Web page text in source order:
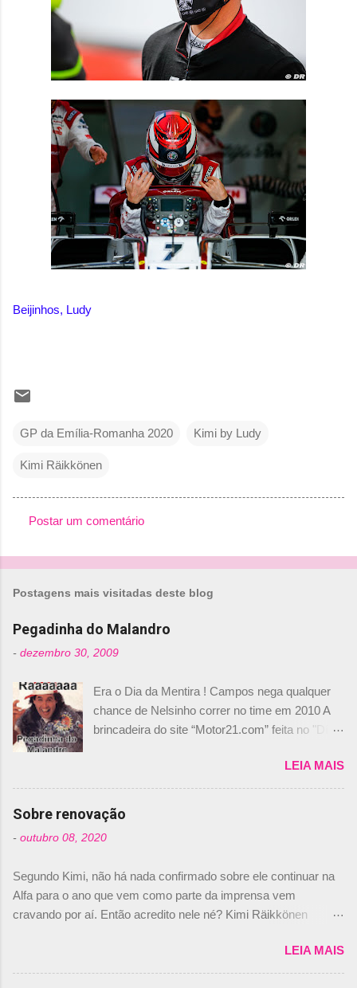
Beijinhos, Ludy
GP da Emília-Romanha 2020 Kimi by Ludy
Kimi Räikkönen
o
n
t
r
i
o
Postar um comentário
Postagens mais visitadas deste blog
Pegadinha do Malandro
- dezembro 30, 2009
Era o Dia da Mentira ! Campos nega qualquer
chance de Nelsinho correr no time em 2010 A
brincadeira do site “Motor21.com” feita no "Día
de abril –, afirmando que Nelson Piquet havia
comprado 15% das ações da Campos, dando,
com isso, um lugar no time a Nelsinho Piquet,
foi esclarecida de uma vez por todas por
Daniele Audetto, diretor da escuderia. O
não será o companheiro de Bruno Senna em
2010. "Na verdade, nós recebemos uma oferta
de Piquet", admitiu Audetto. “Mas depois de ter
dois brasileiros”, explicou, dizendo ainda que
não tem nada contra o filho do tricampeão
LEIA MAIS
Sobre renovação
- outubro 08, 2020
Segundo Kimi, não há nada confirmado sobre ele continuar na
Alfa para o ano que vem como parte da imprensa vem
cravando por aí. Então acredito nele né? Kimi Räikkönen
truth but I’ve never had an option in my contract so that’s
should, pretty much, tell you that it’s not true." #Kimi7 #EifelGP
LEIA MAIS